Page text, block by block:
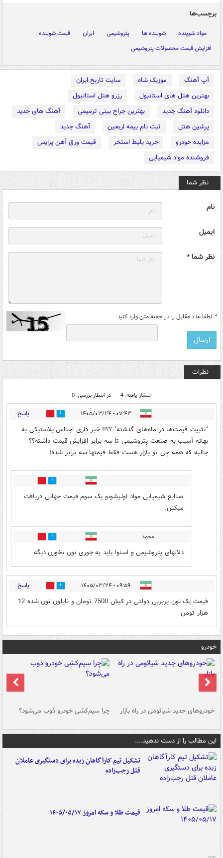
برچسب‌ها
مواد شوینده شوینده ها پتروشیمی ایران
قیمت شوینده
افزایش قیمت محصولات پتروشیمی
آپ آهنگ موزیک شاه
سایت تاریخ ایران
بهترین هتل های استانبول
رزرو هتل استانبول
دانلود آهنگ جدید
بهترین جراح بینی ترمیمی
آهنگ های جدید
پرشین هتل
ثبت نام بیمه اربعین
آهنگ جدید
مزایده خودرو
خرید بلیط استخر
قیمت ورق آهن پرایس
فروشنده مواد شیمیایی
نظر شما
نام
ایمیل
نظر شما *
* لطفا عدد مقابل را در جعبه متن وارد کنید
نظرات
انتشار یافته: 4 در انتظار بررسی: 0
۰۷:۴۳ - ۱۴۰۵/۰۳/۲۴ 2 پاسخ
"تثبیت قیمت‌ها در ماه‌های گذشته" ؟؟!! خبر داری اجناس پلاستیکی به
بهانه آسیب به صنعت پتروشیمی تا سه برابر افزایش قیمت داشته؟؟
جالبه که همه چی تو بازار هست فقط قیمتها سه برابر شده!
0
صنایع شیمیایی مواد اولیشونو یک سوم قیمت جهانی دریافت
میکنن.
محمد 0
دلالهای پتروشیمی و اسنوا باید یه جوری نون بخورن دیگه
۰۹:۵۹ - ۱۴۰۵/۰۳/۲۴ 0 پاسخ
قیمت یک نون بربربی دولتی در کیش 7500 تومان و نایلون نون شده 12
هزار تومن
خودرو
خودروهای جدید شیائومی در راه بازار چرا سیم‌کشی خودرو ذوب می‌شود؟
این مطالب را از دست ندهید....
تشکیل تیم کارآگاهان زبده برای دستگیری عاملان
قتل رجب‌زاده
قیمت طلا و سکه امروز ۱۴۰۵/۰۵/۱۷